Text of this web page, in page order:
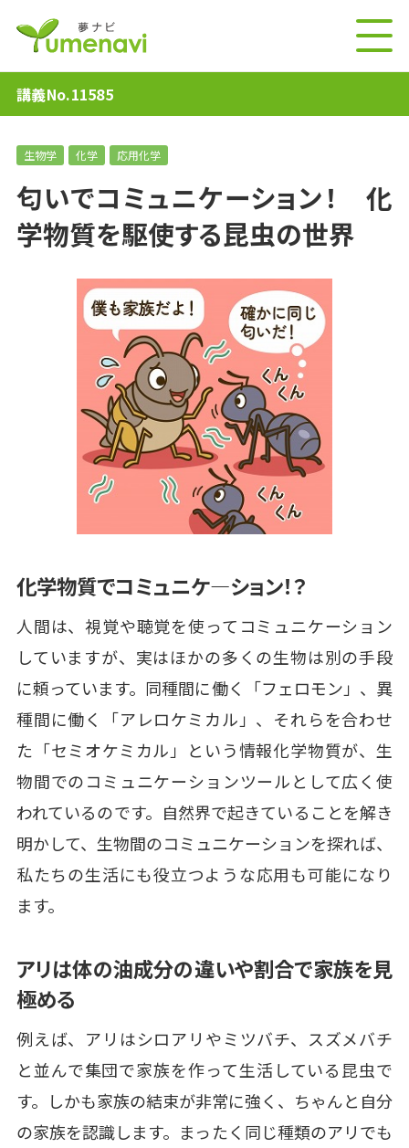
講義No.11585
生物学 化学 応用化学
匂いでコミュニケーション！ 化
学物質を駆使する昆虫の世界
化学物質でコミュニケ―ション！？
人間は、視覚や聴覚を使ってコミュニケーション
していますが、実はほかの多くの生物は別の手段
に頼っています。同種間に働く「フェロモン」、異
種間に働く「アレロケミカル」、それらを合わせ
た「セミオケミカル」という情報化学物質が、生
物間でのコミュニケーションツールとして広く使
われているのです。自然界で起きていることを解き
明かして、生物間のコミュニケーションを探れば、
私たちの生活にも役立つような応用も可能になり
ます。
アリは体の油成分の違いや割合で家族を見
極める
例えば、アリはシロアリやミツバチ、スズメバチ
と並んで集団で家族を作って生活している昆虫で
す。しかも家族の結束が非常に強く、ちゃんと自分
の家族を認識します。まったく同じ種類のアリでも